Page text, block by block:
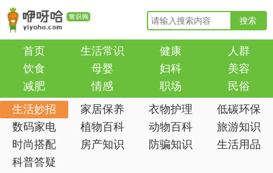
搜索
首页 生活常识 健康
人群
饮食
母婴 妇科
美容
减肥
情感 职场
民俗
生活妙招
家居保养 衣物护理
低碳环保
数码家电
植物百科 动物百科
旅游知识
时尚搭配
房产知识 防骗知识
生活用品
科普答疑